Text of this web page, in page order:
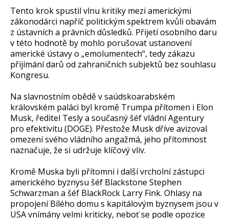
Tento krok spustil vlnu kritiky mezi americkými
zákonodárci napříč politickým spektrem kvůli obavám
z ústavních a právních důsledků. Přijetí osobního daru
v této hodnotě by mohlo porušovat ustanovení
americké ústavy o „emolumentech“, tedy zákazu
přijímání darů od zahraničních subjektů bez souhlasu
Kongresu.
Na slavnostním obědě v saúdskoarabském
královském paláci byl kromě Trumpa přítomen i Elon
Musk, ředitel Tesly a současný šéf vládní Agentury
pro efektivitu (DOGE). Přestože Musk dříve avizoval
omezení svého vládního angažmá, jeho přítomnost
naznačuje, že si udržuje klíčový vliv.
Kromě Muska byli přítomni i další vrcholní zástupci
amerického byznysu šéf Blackstone Stephen
Schwarzman a šéf BlackRock Larry Fink. Ohlasy na
propojení Bílého domu s kapitálovým byznysem jsou v
USA vnímány velmi kriticky, neboť se podle opozice